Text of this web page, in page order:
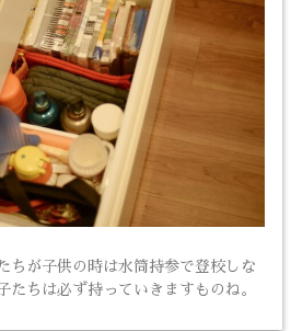
ちが子供の時は水筒持参で登校しな
たちは必ず持っていきますものね。